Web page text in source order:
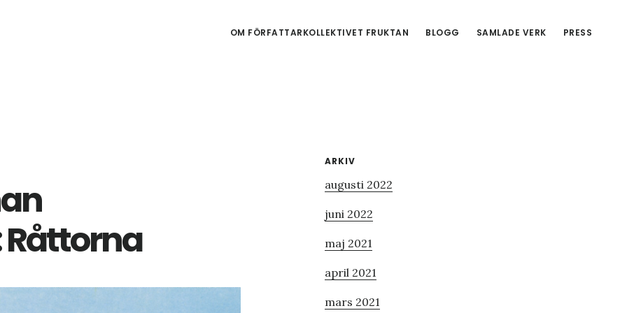
OM FÖRFATTARKOLLEKTIVET FRUKTAN BLOGG SAMLADE VERK PRESS
Primärt
sidofält
ARKIV
augusti 2022
juni 2022
maj 2021
april 2021
mars 2021